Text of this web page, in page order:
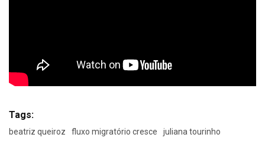
Tags:
beatriz queiroz fluxo migratório cresce
juliana tourinho